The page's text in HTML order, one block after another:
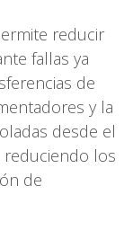
reducir
fallas ya
de
y la
desde el
los
de